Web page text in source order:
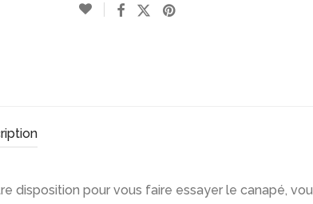
disposition pour vous faire essayer le canapé,